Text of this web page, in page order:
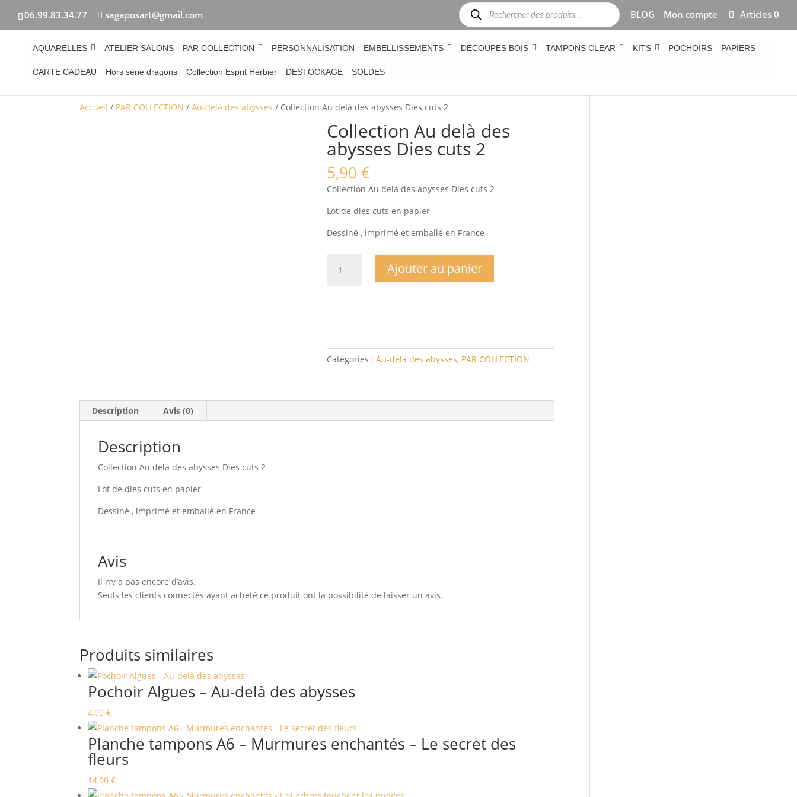
06.99.83.34.77 sagaposart@gmail.com
Recherche
de
produits
BLOG Mon compte Articles 0
AQUARELLES ATELIER SALONS PAR COLLECTION PERSONNALISATION EMBELLISSEMENTS DECOUPES BOIS TAMPONS CLEAR KITS POCHOIRS PAPIERS
CARTE CADEAU Hors série dragons Collection Esprit Herbier DESTOCKAGE SOLDES
Accueil / PAR COLLECTION /Au-delà des abysses / Collection Au delà des abysses Dies cuts 2
Collection Au delà des
abysses Dies cuts 2
5,90 €
Collection Au delà des abysses Dies cuts 2
Lot de dies cuts en papier
Dessiné , imprimé et emballé en France
Dies
Ajouter au panier
Catégories : Au-delà des abysses, PAR COLLECTION
Description Avis (0)
Description
Collection Au delà des abysses Dies cuts 2
Lot de dies cuts en papier
Dessiné , imprimé et emballé en France
Avis
Il n’y a pas encore d’avis.
Seuls les clients connectés ayant acheté ce produit ont la possibilité de laisser un avis.
Produits similaires
Pochoir Algues – Au-delà des abysses
4,00€
Planche tampons A6 – Murmures enchantés – Le secret des
fleurs
14,00€